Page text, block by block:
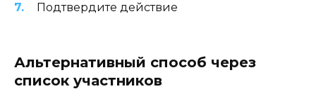
Подтвердите действие
Альтернативный способ через
список участников